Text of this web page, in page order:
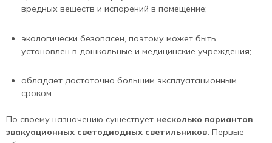
вредных веществ и испарений в помещение;
экологически безопасен, поэтому может быть
установлен в дошкольные и медицинские учреждения;
обладает достаточно большим эксплуатационным
сроком.
По своему назначению существует несколько вариантов
эвакуационных светодиодных светильников. Первые